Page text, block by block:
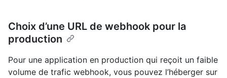
Choix d’une URL de webhook pour la
production
Pour une application en production qui reçoit un faible
volume de trafic webhook, vous pouvez l’héberger sur